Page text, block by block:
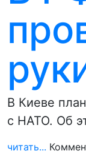
В Киеве
с НАТО. Об
читать...